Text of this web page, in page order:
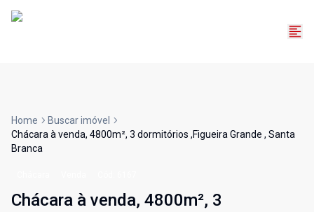
Home
Buscar imóvel
Chácara à venda, 4800m², 3 dormitórios ,Figueira Grande , Santa
Branca
Chácara à venda, 4800m², 3